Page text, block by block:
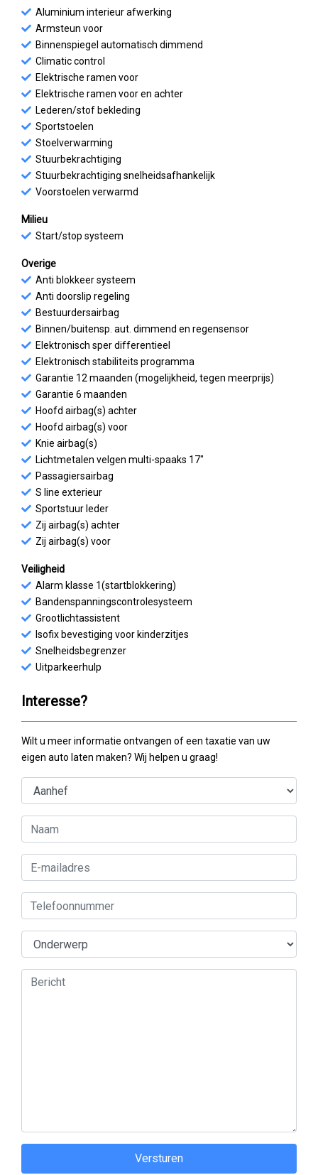
Aluminium interieur afwerking
Armsteun voor
Binnenspiegel automatisch dimmend
Climatic control
Elektrische ramen voor
Elektrische ramen voor en achter
Lederen/stof bekleding
Sportstoelen
Stoelverwarming
Stuurbekrachtiging
Stuurbekrachtiging snelheidsafhankelijk
Voorstoelen verwarmd
Milieu
Start/stop systeem
Overige
Anti blokkeer systeem
Anti doorslip regeling
Bestuurdersairbag
Binnen/buitensp. aut. dimmend en regensensor
Elektronisch sper differentieel
Elektronisch stabiliteits programma
Garantie 12 maanden (mogelijkheid, tegen meerprijs)
Garantie 6 maanden
Hoofd airbag(s) achter
Hoofd airbag(s) voor
Knie airbag(s)
Lichtmetalen velgen multi-spaaks 17"
Passagiersairbag
S line exterieur
Sportstuur leder
Zij airbag(s) achter
Zij airbag(s) voor
Veiligheid
Alarm klasse 1(startblokkering)
Bandenspanningscontrolesysteem
Grootlichtassistent
Isofix bevestiging voor kinderzitjes
Snelheidsbegrenzer
Uitparkeerhulp
Interesse?
Wilt u meer informatie ontvangen of een taxatie van uw
eigen auto laten maken? Wij helpen u graag!
Versturen